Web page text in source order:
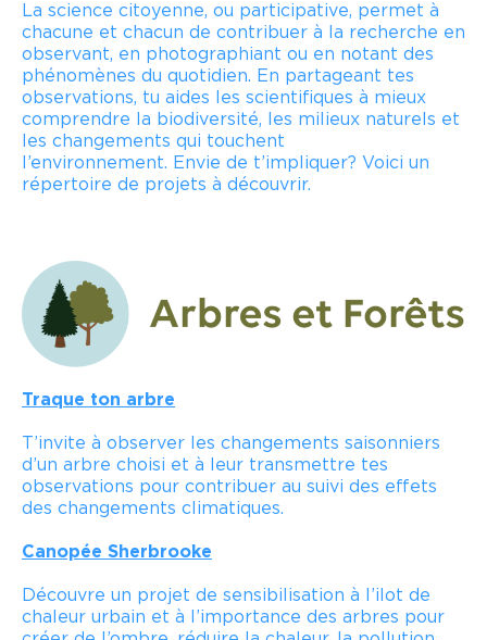
La science citoyenne, ou participative, permet à
chacune et chacun de contribuer à la recherche en
observant, en photographiant ou en notant des
phénomènes du quotidien. En partageant tes
observations, tu aides les scientifiques à mieux
comprendre la biodiversité, les milieux naturels et
les changements qui touchent
l’environnement. Envie de t’impliquer? Voici un
répertoire de projets à découvrir.
Traque ton arbre
T’invite à observer les changements saisonniers
d’un arbre choisi et à leur transmettre tes
observations pour contribuer au suivi des effets
des changements climatiques.
Canopée Sherbrooke
Découvre un projet de sensibilisation à l’ilot de
chaleur urbain et à l’importance des arbres pour